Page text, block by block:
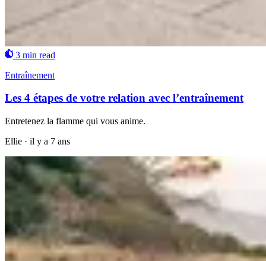
3 min read
Entraînement
Les 4 étapes de votre relation avec l’entraînement
Entretenez la flamme qui vous anime.
Ellie · il y a 7 ans